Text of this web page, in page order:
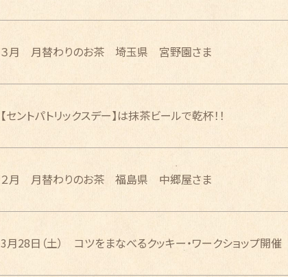
３月 月替わりのお茶 埼玉県 宮野園さま
【セントパトリックスデー】は抹茶ビールで乾杯！！
２月 月替わりのお茶 福島県 中郷屋さま
3月28日（土） コツをまなべるクッキー・ワークショップ開催